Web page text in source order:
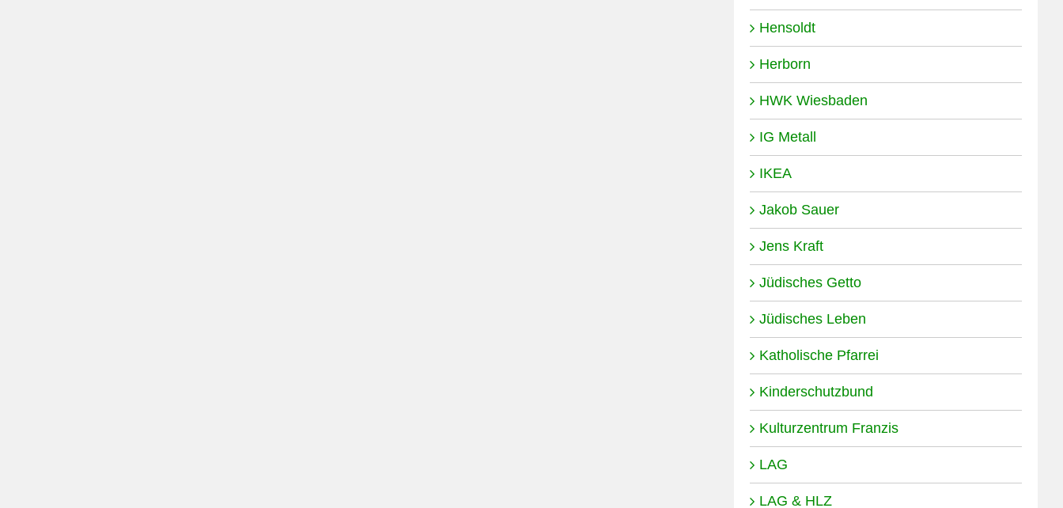
Hensoldt
Herborn
HWK Wiesbaden
IG Metall
IKEA
Jakob Sauer
Jens Kraft
Jüdisches Getto
Jüdisches Leben
Katholische Pfarrei
Kinderschutzbund
Kulturzentrum Franzis
LAG
LAG & HLZ